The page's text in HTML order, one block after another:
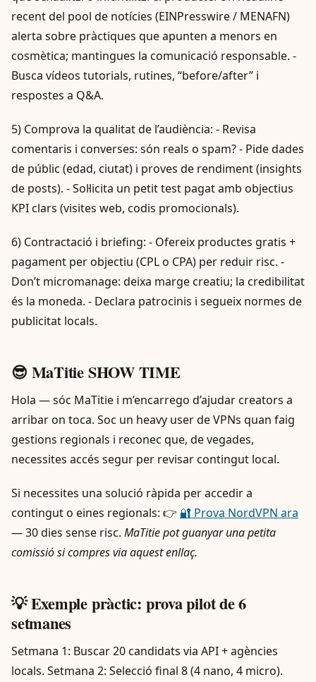
recent del pool de notícies (EINPresswire / MENAFN)
alerta sobre pràctiques que apunten a menors en
cosmètica; mantingues la comunicació responsable. -
Busca vídeos tutorials, rutines, “before/after” i
respostes a Q&A.
5) Comprova la qualitat de l’audiència: - Revisa
comentaris i converses: són reals o spam? - Pide dades
de públic (edad, ciutat) i proves de rendiment (insights
de posts). - Sol·licita un petit test pagat amb objectius
KPI clars (visites web, codis promocionals).
6) Contractació i briefing: - Ofereix productes gratis +
pagament per objectiu (CPL o CPA) per reduir risc. -
Don’t micromanage: deixa marge creatiu; la credibilitat
és la moneda. - Declara patrocinis i segueix normes de
publicitat locals.
😎 MaTitie SHOW TIME
Hola — sóc MaTitie i m’encarrego d’ajudar creators a
arribar on toca. Soc un heavy user de VPNs quan faig
gestions regionals i reconec que, de vegades,
necessites accés segur per revisar contingut local.
Si necessites una solució ràpida per accedir a
contingut o eines regionals: 👉 🔐 Prova NordVPN ara
— 30 dies sense risc. MaTitie pot guanyar una petita
comissió si compres via aquest enllaç.
💡 Exemple pràctic: prova pilot de 6
setmanes
Setmana 1: Buscar 20 candidats via API + agències
locals. Setmana 2: Selecció final 8 (4 nano, 4 micro).